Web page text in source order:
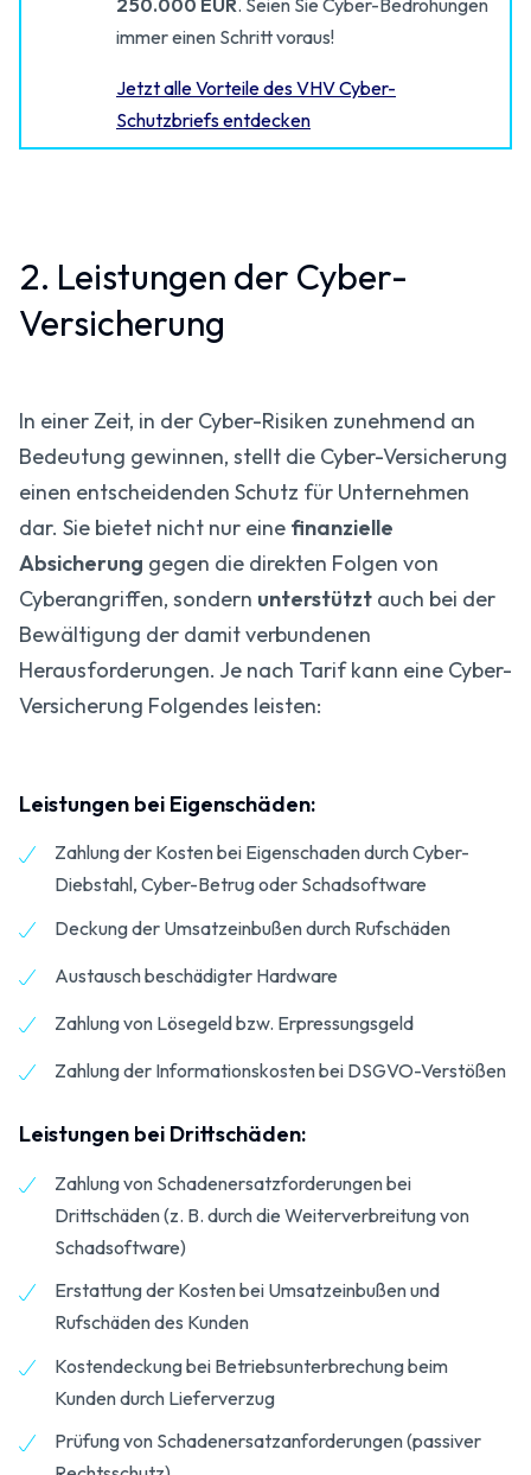
immer einen Schritt voraus!
Jetzt alle Vorteile des VHV Cyber-
Schutzbriefs entdecken
2. Leistungen der Cyber-
Versicherung
In einer Zeit, in der Cyber-Risiken zunehmend an
Bedeutung gewinnen, stellt die Cyber-Versicherung
einen entscheidenden Schutz für Unternehmen
dar. Sie bietet nicht nur eine finanzielle
Absicherung gegen die direkten Folgen von
Cyberangriffen, sondern unterstützt auch bei der
Bewältigung der damit verbundenen
Herausforderungen. Je nach Tarif kann eine Cyber-
Versicherung Folgendes leisten:
Leistungen bei Eigenschäden:
Zahlung der Kosten bei Eigenschaden durch Cyber-
Diebstahl, Cyber-Betrug oder Schadsoftware
Deckung der Umsatzeinbußen durch Rufschäden
Austausch beschädigter Hardware
Zahlung von Lösegeld bzw. Erpressungsgeld
Zahlung der Informationskosten bei DSGVO-Verstößen
Leistungen bei Drittschäden:
Zahlung von Schadenersatzforderungen bei
Drittschäden (z. B. durch die Weiterverbreitung von
Schadsoftware)
Erstattung der Kosten bei Umsatzeinbußen und
Rufschäden des Kunden
Kostendeckung bei Betriebsunterbrechung beim
Kunden durch Lieferverzug
Prüfung von Schadenersatzanforderungen (passiver